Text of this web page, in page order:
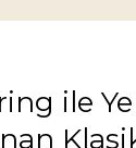
ile